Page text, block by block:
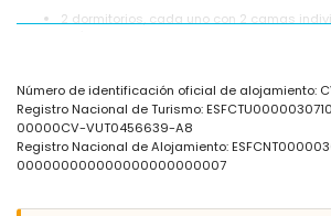
2 dormitorios, cada uno con 2 camas
dormitorio con 2 camas individuales (de
ventilador y baño en suite
baño en suite con lavabo individual, ducha
baño con lavabo individual, combinación
baño con lavabo individual, ducha y aseo
Número de identificación oficial de alojamiento:
Registro Nacional de Turismo:
00000CV-VUT0456639-A8
Registro Nacional de Alojamiento:
000000000000000000000007